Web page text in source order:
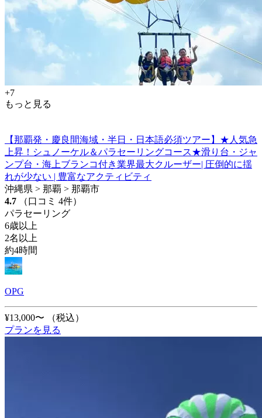
+7
もっと見る
【那覇発・慶良間海域・半日・日本語必須ツアー】★人気急
上昇！シュノーケル＆パラセーリングコース★滑り台・ジャ
ンプ台・海上ブランコ付き業界最大クルーザー| 圧倒的に揺
れが少ない | 豊富なアクティビティ
沖縄県 > 那覇 > 那覇市
4.7
（口コミ 4件）
パラセーリング
6歳以上
2名以上
約4時間
OPG
¥13,000〜
（税込）
プランを見る